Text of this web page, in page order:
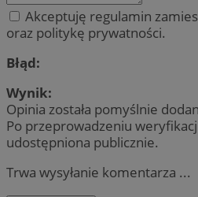
Akceptuję regulamin
oraz politykę prywatności.
Błąd:
Wynik:
Opinia została pomyślnie
Po przeprowadzeniu
udostępniona publicznie.
Trwa wysyłanie komentarza ...